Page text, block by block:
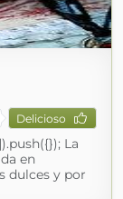
Delicioso
La
en
dulces y por